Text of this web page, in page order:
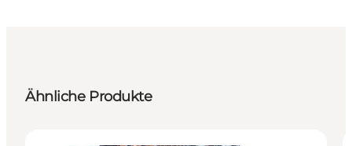
Ähnliche Produkte